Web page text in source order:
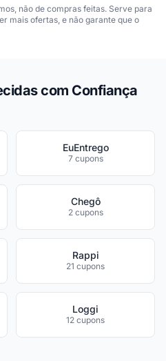
não de compras feitas. Serve para
mais ofertas, e não garante que o
com Confiança
EuEntrego
7 cupons
Chegô
2 cupons
Rappi
21 cupons
Loggi
12 cupons